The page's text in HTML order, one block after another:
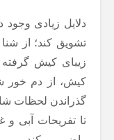
دلایل زیادی
تشویق کند؛ از
زیبای کیش
کیش، از دم خور
گذراندن لحظات
تا تفریحات آبی و